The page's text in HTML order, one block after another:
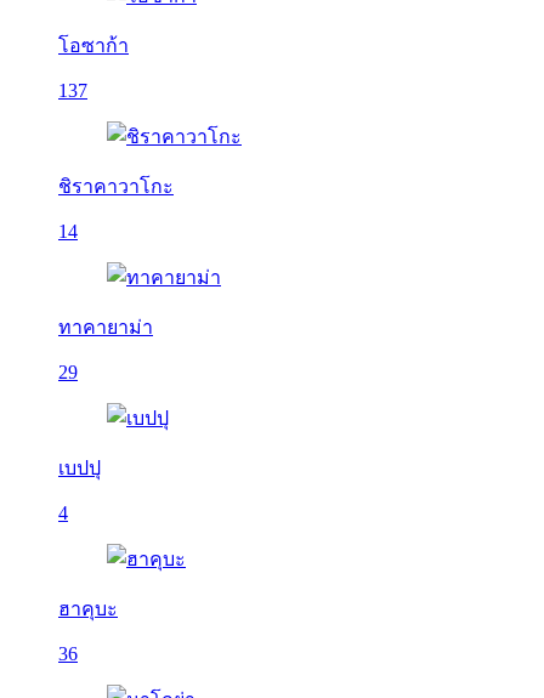
โอซาก้า
137
ชิราคาวาโกะ
14
ทาคายาม่า
29
เบปปุ
4
ฮาคุบะ
36